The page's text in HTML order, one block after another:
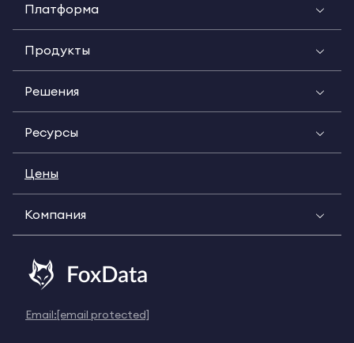
Платформа
Продукты
Решения
Ресурсы
Цены
Компания
Email:[email protected]